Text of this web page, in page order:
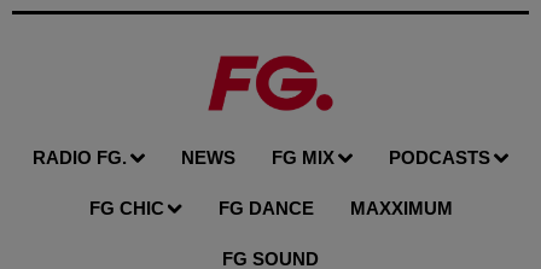
RADIO FG. NEWS FG MIX PODCASTS
FG CHIC FG DANCE MAXXIMUM
FG SOUND